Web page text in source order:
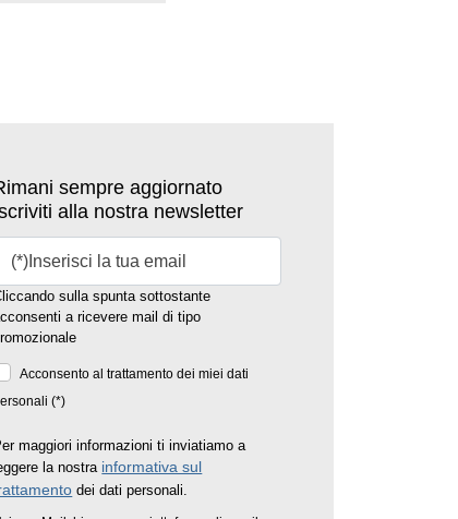
sempre aggiornato
alla nostra newsletter
sulla spunta sottostante
a ricevere mail di tipo
Acconsento al trattamento dei miei dati
(*)
maggiori informazioni ti inviatiamo a
la nostra informativa sul
dei dati personali.